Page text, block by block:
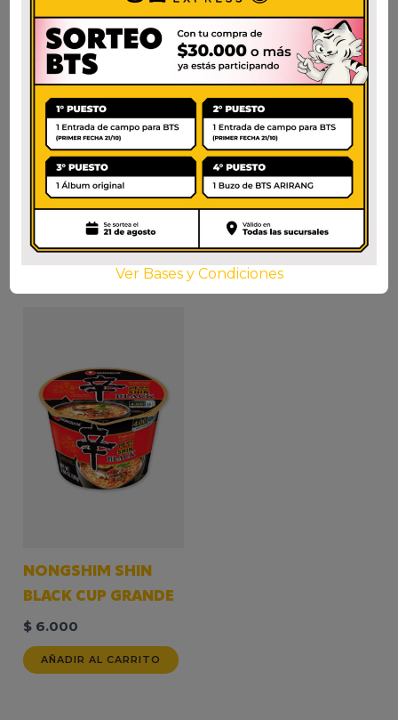
NONGSHIM SOON
VEGGIE CUP
AÑADIR AL CARRITO
NEOGURI PICANTE
$3.000
AÑADIR AL CARRITO
NONGSHIM SHIN
BLACK CUP GRANDE
$ 6.000
AÑADIR AL CARRITO
Ver Bases y Condiciones